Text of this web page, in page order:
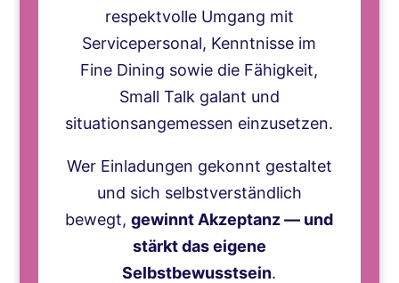
respektvolle Umgang mit
Servicepersonal, Kenntnisse im
Fine Dining sowie die Fähigkeit,
Small Talk galant und
situationsangemessen einzusetzen.
Wer Einladungen gekonnt gestaltet
und sich selbstverständlich
bewegt, gewinnt Akzeptanz — und
stärkt das eigene
Selbstbewusstsein.